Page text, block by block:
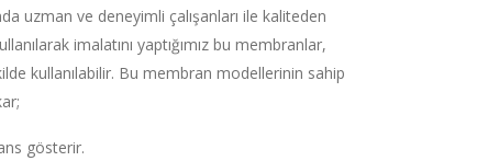
uzman ve deneyimli çalışanları ile kaliteden
imalatını yaptığımız bu membranlar,
kullanılabilir. Bu membran modellerinin sahip
gösterir.